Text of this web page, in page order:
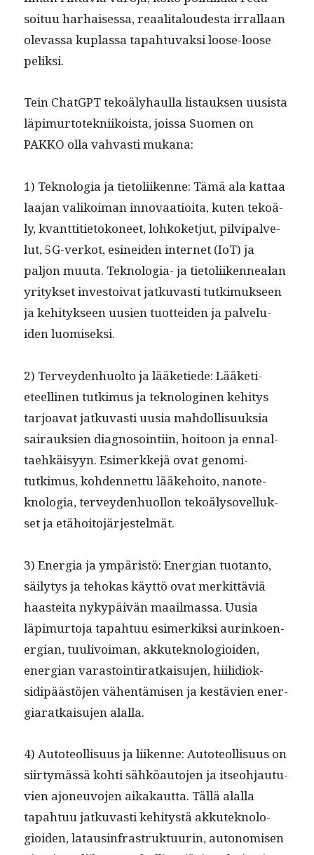
soituu harhaises­sa, reaal­i­taloud­es­ta irral­laan
olevas­sa kuplas­sa tapah­tu­vak­si loose-loose
peliksi.
Tein Chat­G­PT tekoä­ly­haulla lis­tauk­sen uusista
läpimur­totekni­ikoista, jois­sa Suomen on
PAKKO olla vah­vasti mukana:
1) Teknolo­gia ja tietoli­ikenne: Tämä ala kat­taa
laa­jan valikoiman inno­vaa­tioi­ta, kuten tekoä­
ly, kvant­ti­ti­etokoneet, lohkoketjut, pil­vipalve­
lut, 5G-verkot, esinei­den inter­net (IoT) ja
paljon muu­ta. Teknolo­gia- ja tietoli­iken­nealan
yri­tyk­set investoi­vat jatku­vasti tutkimuk­seen
ja kehi­tyk­seen uusien tuot­tei­den ja palvelu­
iden luomiseksi.
2) Ter­vey­den­huolto ja lääketiede: Lääketi­
eteelli­nen tutkimus ja teknologi­nen kehi­tys
tar­joa­vat jatku­vasti uusia mah­dol­lisuuk­sia
sairauk­sien diag­nosoin­ti­in, hoitoon ja ennal­
taehkäisyyn. Esimerkke­jä ovat genomi­
tutkimus, kohden­net­tu lääke­hoito, nan­ote­
knolo­gia, ter­vey­den­huol­lon tekoälysovel­luk­
set ja etähoitojärjestelmät.
3) Ener­gia ja ympäristö: Ener­gian tuotan­to,
säi­ly­tys ja tehokas käyt­tö ovat merkit­täviä
haastei­ta nykypäivän maail­mas­sa. Uusia
läpimur­to­ja tapah­tuu esimerkik­si aurinkoen­
er­gian, tuulivoiman, akkute­knolo­gioiden,
ener­gian varas­toin­ti­ratkaisu­jen, hiilid­iok­
sidipäästö­jen vähen­tämisen ja kestävien ener­
gia­ratkaisu­jen alalla.
4) Auto­te­ol­lisu­us ja liikenne: Auto­te­ol­lisu­us on
siir­tymässä kohti sähköau­to­jen ja itseo­h­jau­tu­
vien ajoneu­vo­jen aikakaut­ta. Täl­lä alal­la
tapah­tuu jatku­vasti kehi­tys­tä akkute­knolo­
gioiden, lataus­in­fra­struk­tu­urin, autonomisen